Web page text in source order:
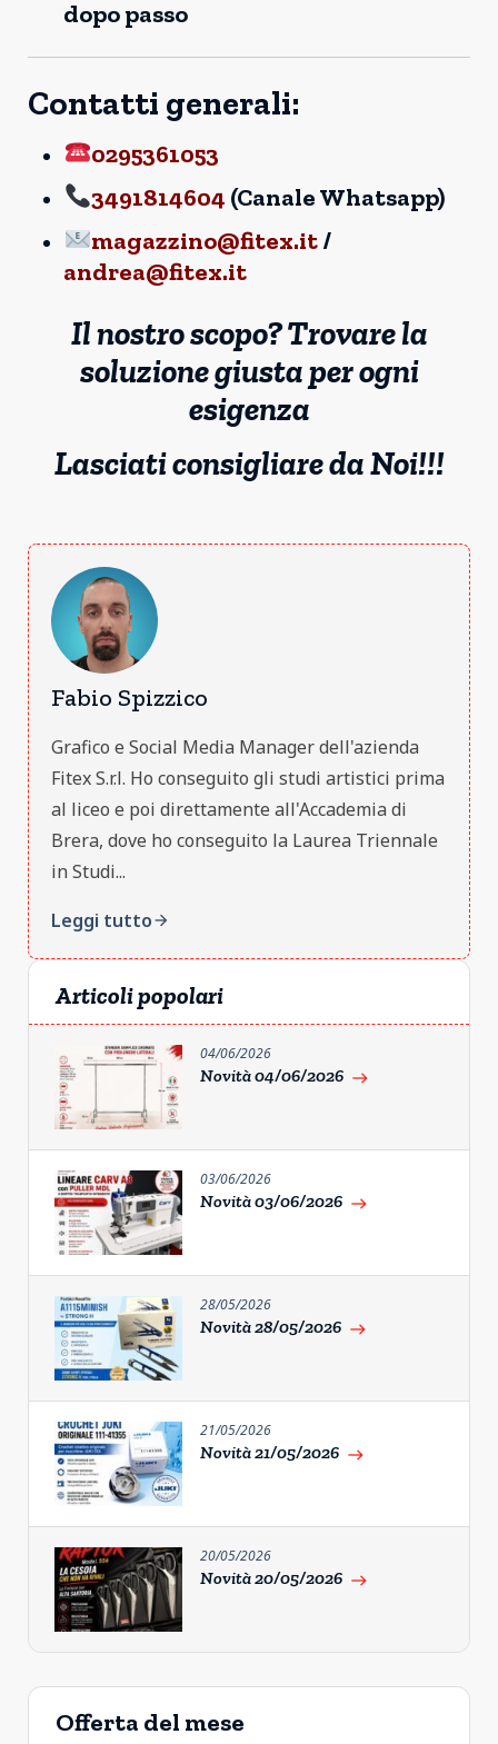
dopo passo
Contatti generali:
0295361053
3491814604 (Canale Whatsapp)
magazzino@fitex.it/
andrea@fitex.it
Il nostro scopo? Trovare la
soluzione giusta per ogni
esigenza
Lasciati consigliare da Noi!!!
Fabio Spizzico
Grafico e Social Media Manager dell'azienda
Fitex S.r.l. Ho conseguito gli studi artistici prima
al liceo e poi direttamente all'Accademia di
Brera, dove ho conseguito la Laurea Triennale
in Studi...
Leggi tuttoarrow_forward
Articoli popolari
04/06/2026
Novità 04/06/2026 east
03/06/2026
Novità 03/06/2026 east
28/05/2026
Novità 28/05/2026 east
21/05/2026
Novità 21/05/2026 east
20/05/2026
Novità 20/05/2026 east
Offerta del mese